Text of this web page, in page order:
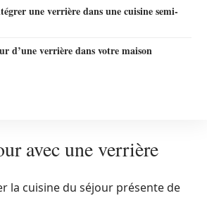
une verrière dans une cuisine semi-
d’une verrière dans votre maison
avec une verrière
la cuisine du séjour présente de